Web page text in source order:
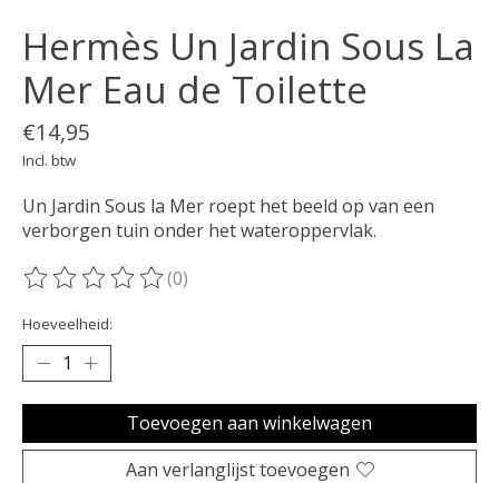
Hermès Un Jardin Sous La
Mer Eau de Toilette
€14,95
Incl. btw
Un Jardin Sous la Mer roept het beeld op van een
verborgen tuin onder het wateroppervlak.
De beoordeling van dit product is
(0)
Hoeveelheid:
Toevoegen aan winkelwagen
Aan verlanglijst toevoegen